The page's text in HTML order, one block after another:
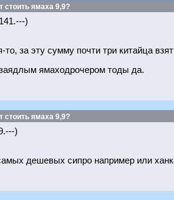
стоить ямаха 9,9?
)
то, за эту сумму почти три китайца
ямаходрочером тоды да.
стоить ямаха 9,9?
)
дешевых сипро например или